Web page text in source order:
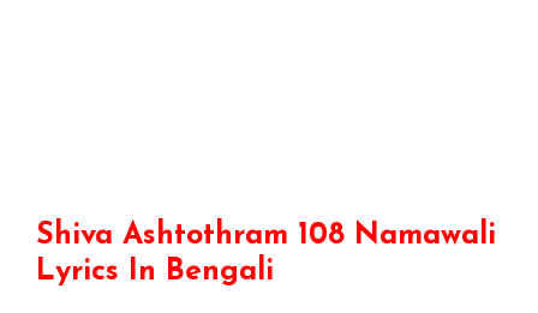
Shiva Ashtothram 108 Namawali
Lyrics In Bengali